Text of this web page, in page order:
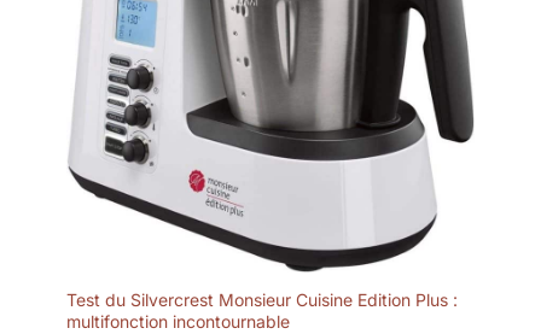
Test du Silvercrest Monsieur Cuisine Edition Plus :
multifonction incontournable